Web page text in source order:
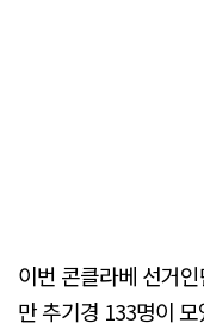
이번 콘클라베 선거
만 추기경 133명이